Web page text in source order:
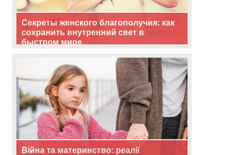
Секреты женского благополучия: как
сохранить внутренний свет в
быстром мире
Війна та материнство: реалії